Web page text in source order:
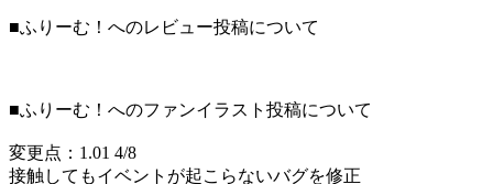
■ふりーむ！へのレビュー投稿について
■ふりーむ！へのファンイラスト投稿について
変更点：1.01 4/8
接触してもイベントが起こらないバグを修正